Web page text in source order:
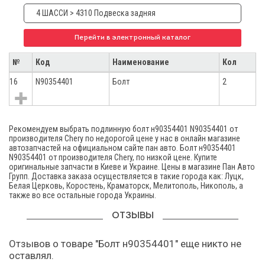
4 ШАССИ > 4310 Подвеска задняя
Перейти в электронный каталог
№ Код Наименование Кол
16 N90354401 Болт 2
Рекомендуем выбрать подлинную болт н90354401 N90354401 от
производителя Chery по недорогой цене у нас в онлайн магазине
автозапчастей на официальном сайте пан авто. Болт н90354401
N90354401 от производителя Chery, по низкой цене. Купите
оригинальные запчасти в Киеве и Украине. Цены в магазине Пан Авто
Групп. Доставка заказа осуществляется в такие города как: Луцк,
Белая Церковь, Коростень, Краматорск, Мелитополь, Никополь, а
также во все остальные города Украины.
ОТЗЫВЫ
Отзывов о товаре "Болт н90354401" еще никто не
оставлял.